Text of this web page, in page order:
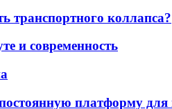
транспортного коллапса?
и современность
платформу для